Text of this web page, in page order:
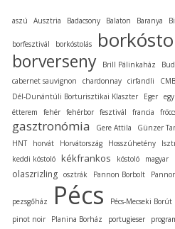
aszú Ausztria Badacsony Balaton Baranya
borfesztivál borkóstolás
borverseny Brill Pálinkaház
cabernet sauvignon chardonnay cirfandli CMB
Dél-Dunántúli Borturisztikai Klaszter
Eger
étterem
fehér fehérbor fesztivál francia
gasztronómia Gere Attila Günzer
HNT
horvát Horvátország Hosszúhetény
keddi kóstoló kékfrankos kóstoló magyar
olaszrizling osztrák Pannon Borbolt
pezsgőház Pécs Pécs-Mecseki Borút
pinot noir Planina Borház portugieser